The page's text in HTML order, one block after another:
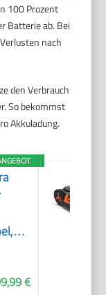
100 Prozent
Batterie ab. Bei
nach
den Verbrauch
So bekommst
Akkuladung.
€